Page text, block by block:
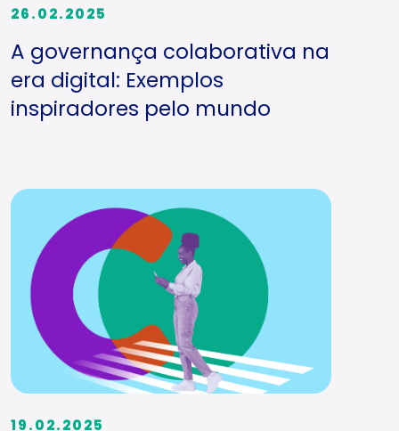
26.02.2025
A governança colaborativa na
era digital: Exemplos
inspiradores pelo mundo
19.02.2025